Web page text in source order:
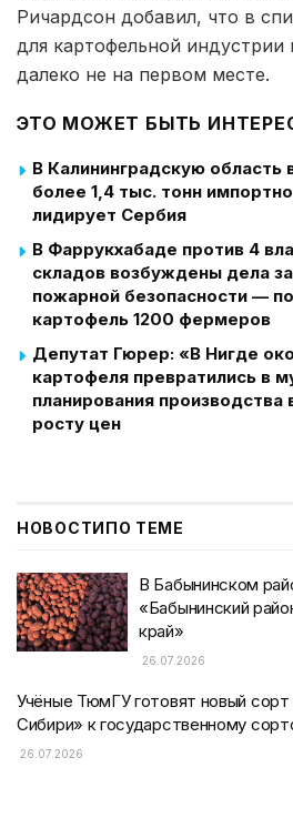
Ричардсон добавил, что в
для картофельной
далеко не на первом месте.
ЭТО МОЖЕТ БЫТЬ
В Калининградскую область
более 1,4 тыс. тонн
лидирует Сербия
В Фаррукхабаде против 4
складов возбуждены дела
пожарной безопасности —
картофель 1200 фермеров
Депутат Гюрер: «В Нигде
картофеля превратились в
планирования
росту цен
НОВОСТИПО ТЕМЕ
В Бабынинском
«Бабынинский
край»
26.07.2026
Учёные ТюмГУ готовят новый
Сибири» к государственному
26.07.2026